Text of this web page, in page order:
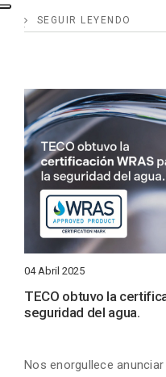
SEGUIR LEYENDO
04 Abril 2025
TECO obtuvo la
seguridad del agua.
Nos enorgullece